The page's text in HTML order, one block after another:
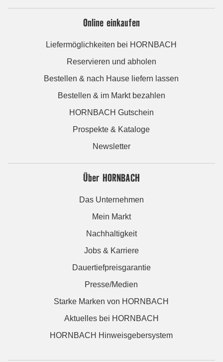
Online einkaufen
Liefermöglichkeiten bei HORNBACH
Reservieren und abholen
Bestellen & nach Hause liefern lassen
Bestellen & im Markt bezahlen
HORNBACH Gutschein
Prospekte & Kataloge
Newsletter
Über HORNBACH
Das Unternehmen
Mein Markt
Nachhaltigkeit
Jobs & Karriere
Dauertiefpreisgarantie
Presse/Medien
Starke Marken von HORNBACH
Aktuelles bei HORNBACH
HORNBACH Hinweisgebersystem